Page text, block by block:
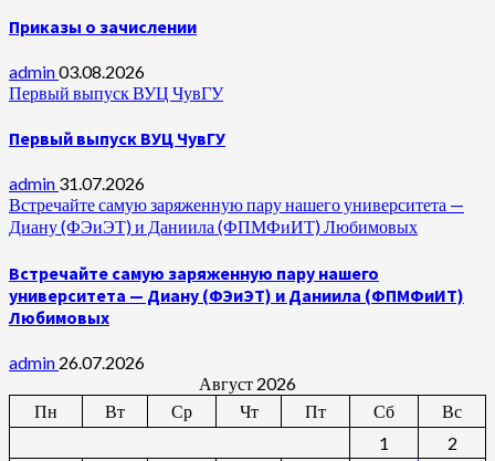
Приказы о зачислении
admin03.08.2026
Первый выпуск ВУЦ ЧувГУ
Первый выпуск ВУЦ ЧувГУ
admin 31.07.2026
Встречайте самую заряженную пару нашего университета —
Диану (ФЭиЭТ) и Даниила (ФПМФиИТ) Любимовых
Встречайте самую заряженную пару нашего
университета — Диану (ФЭиЭТ) и Даниила (ФПМФиИТ)
Любимовых
admin 26.07.2026
Август 2026
Пн
Вт Ср Чт Пт Сб
Вс
1
2